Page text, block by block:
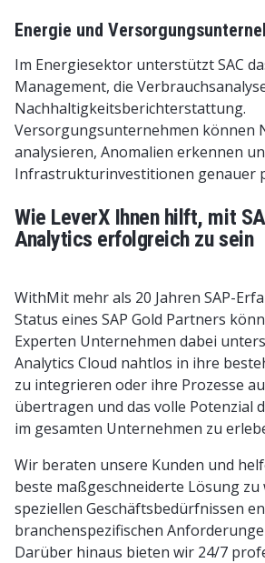
Energie und
Im Energiesektor unterstützt SAC
Management, die
Nachhaltigkeitsberichterstattung.
Versorgungsunternehmen können
analysieren, Anomalien erkennen
Infrastrukturinvestitionen genauer
Wie LeverX Ihnen hilft, mit
Analytics erfolgreich zu sein
WithMit mehr als 20 Jahren SAP-
Status eines SAP Gold Partners
Experten Unternehmen dabei
Analytics Cloud nahtlos in ihre
zu integrieren oder ihre Prozesse
übertragen und das volle Potenzial
im gesamten Unternehmen zu
Wir beraten unsere Kunden und
beste maßgeschneiderte Lösung zu
speziellen Geschäftsbedürfnissen
branchenspezifischen
Darüber hinaus bieten wir 24/7